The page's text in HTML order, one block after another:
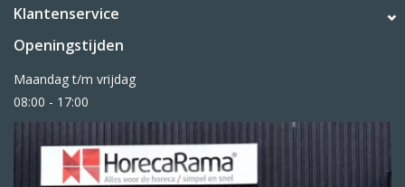
Klantenservice
Openingstijden
Maandag t/m vrijdag
08:00 - 17:00